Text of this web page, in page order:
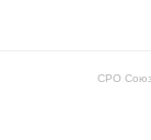
СРО Союз